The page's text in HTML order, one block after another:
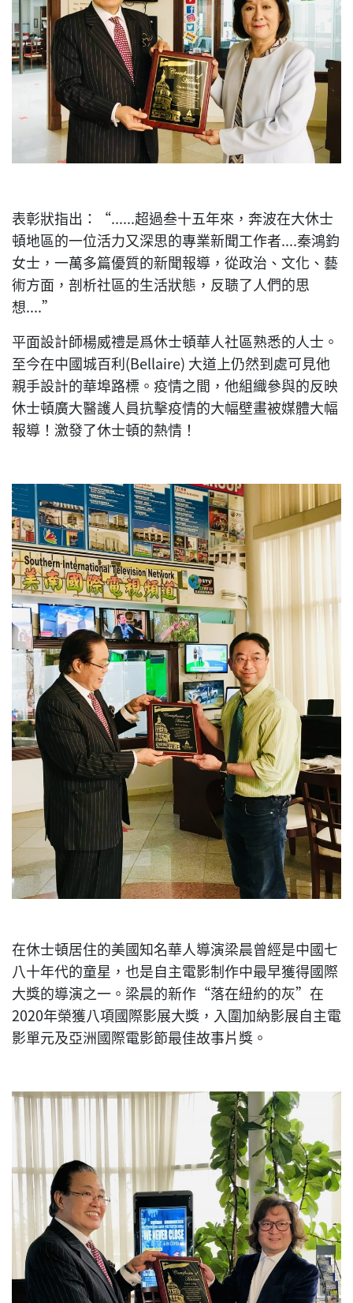
表彰狀指出：“......超過叁十五年來，奔波在大休士
頓地區的一位活力又深思的專業新聞工作者....秦鴻鈞
女士，一萬多篇優質的新聞報導，從政治、文化、藝
術方面，剖析社區的生活狀態，反聩了人們的思
想....”
平面設計師楊威禮是爲休士頓華人社區熟悉的人士。
至今在中國城百利(Bellaire) 大道上仍然到處可見他
親手設計的華埠路標。疫情之間，他組織參與的反映
休士頓廣大醫護人員抗擊疫情的大幅壁畫被媒體大幅
報導！激發了休士頓的熱情！
在休士頓居住的美國知名華人導演梁晨曾經是中國七
八十年代的童星，也是自主電影制作中最早獲得國際
大獎的導演之一。梁晨的新作“落在紐約的灰”在
2020年榮獲八項國際影展大獎，入圍加納影展自主電
影單元及亞洲國際電影節最佳故事片獎。